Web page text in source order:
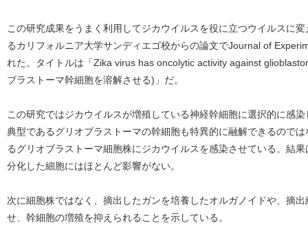
この研究成果をうまく利用してジカウイルスを役に立つウイルスに
るカリフォルニア大学サンディエゴ校からの論文でJournal of
れた。タイトルは「Zika virus has oncolytic activity against
ブラストーマ幹細胞を溶解させる)」だ。
この研究ではジカウイルスが増殖している神経幹細胞に選択的に感
典型であるグリオブラストーマの幹細胞も特異的に融解できるので
るグリオブラストーマ細胞株にジカウイルスを感染させている。結
分化した細胞にはほとんど影響がない。
次に細胞株ではなく、摘出したガンを培養したオルガノイドや、摘
せ、幹細胞の増殖を抑えられることを示している。